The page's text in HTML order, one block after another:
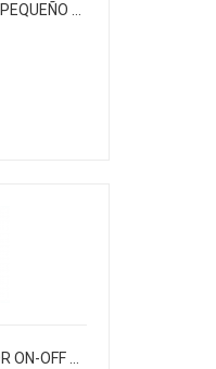
[MS-17] MICROSWITCH PEQUEÑO 3PINES 5AMP "PULSAR" 125/250VAC CON PALANCA LARGA (COLOR VERDE)
[NB-804] MINI PULSADOR ON-OFF CIRCUITO CERRADO NEGRO 1AMP (BOLSA X 25)